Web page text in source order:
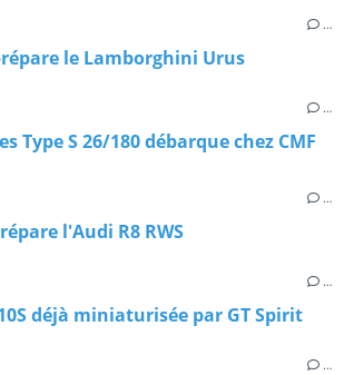
…
le Lamborghini Urus
…
Type S 26/180 débarque chez CMF
…
l'Audi R8 RWS
…
déjà miniaturisée par GT Spirit
…